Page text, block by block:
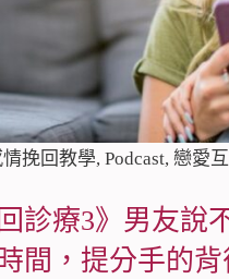
挽回教學,Podcast,戀愛
診療3》男友說
間，提分手的背